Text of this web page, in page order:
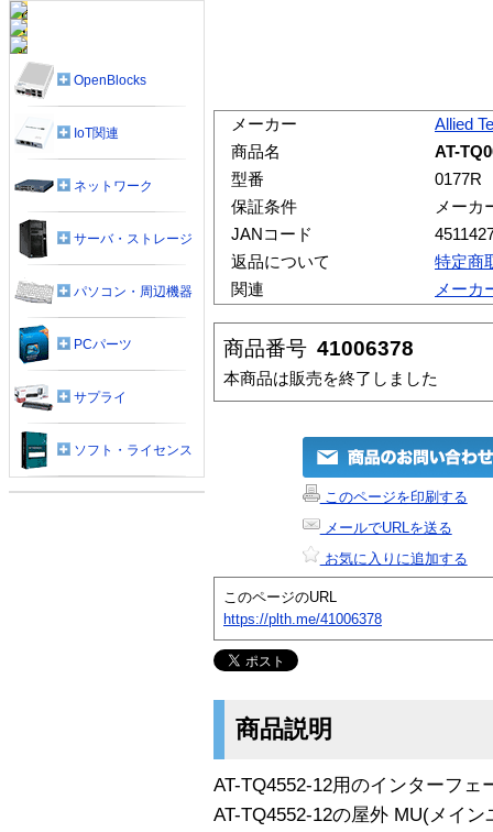
メーカー
Allied
商品名
AT-
型番
0177R
保証条件
メーカ
JANコード
返品について
特定商
関連
メーカ
商品番号 41006378
本商品は販売を終了しました
このページを印刷する
メールでURLを送る
お気に入りに追加する
このページのURL
https://plth.me/41006378
商品説明
AT-TQ4552-12用のインターフ
AT-TQ4552-12の屋外 MU(メイ
OpenBlocks
IoT関連
ネットワーク
サーバ・ストレージ
パソコン・周辺機器
PCパーツ
サプライ
ソフト・ライセンス